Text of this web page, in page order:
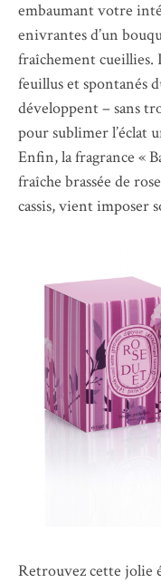
embaumant votre
enivrantes d’un
fraîchement cueillies.
feuillus et spontanés
développent – sans
pour sublimer l’éclat
Enfin, la fragrance «
fraîche brassée de
cassis, vient imposer
Retrouvez cette jolie